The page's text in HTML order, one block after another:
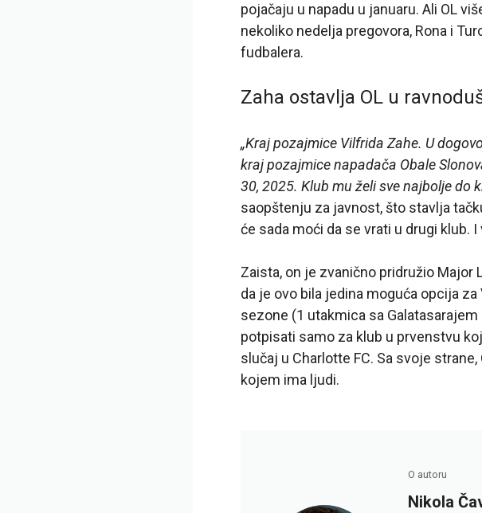
pojačaju u napadu u januaru. Ali OL
nekoliko nedelja pregovora, Rona i
fudbalera.
Zaha ostavlja OL u
„Kraj pozajmice Vilfrida Zahe. U
kraj pozajmice napadača Obale
30, 2025. Klub mu želi sve najbolje do
saopštenju za javnost, što stavlja
će sada moći da se vrati u drugi klub.
Zaista, on je zvanično pridružio Major
da je ovo bila jedina moguća opcija
sezone (1 utakmica sa
potpisati samo za klub u prvenstvu
slučaj u Charlotte FC. Sa svoje
kojem ima ljudi.
O autoru
Nikola